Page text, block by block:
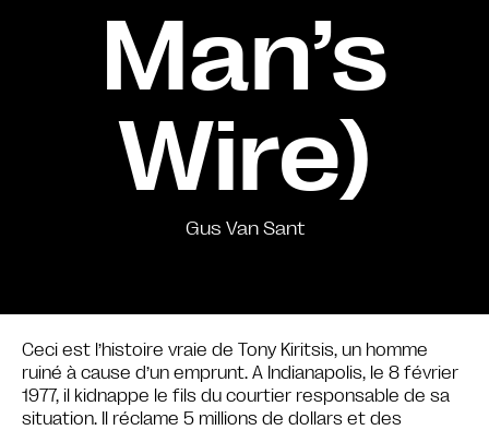
Man’s
Wire)
Gus Van Sant
Ceci est l’histoire vraie de Tony Kiritsis, un homme
ruiné à cause d’un emprunt. A Indianapolis, le 8 février
1977, il kidnappe le fils du courtier responsable de sa
situation. Il réclame 5 millions de dollars et des